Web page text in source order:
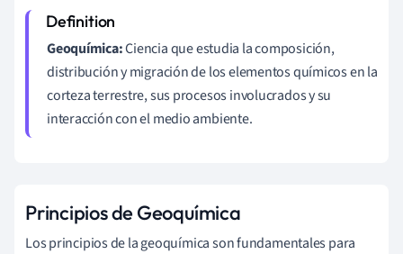
Geoquímica:Ciencia que estudia la composición,
distribución y migración de los elementos químicos en la
corteza terrestre, sus procesos involucrados y su
interacción con el medio ambiente.
Principios de Geoquímica
Los principios de la geoquímica son fundamentales para